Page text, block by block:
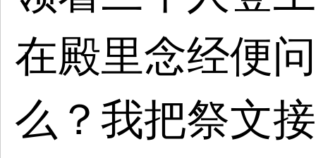
在殿里念经便
么？我把祭文